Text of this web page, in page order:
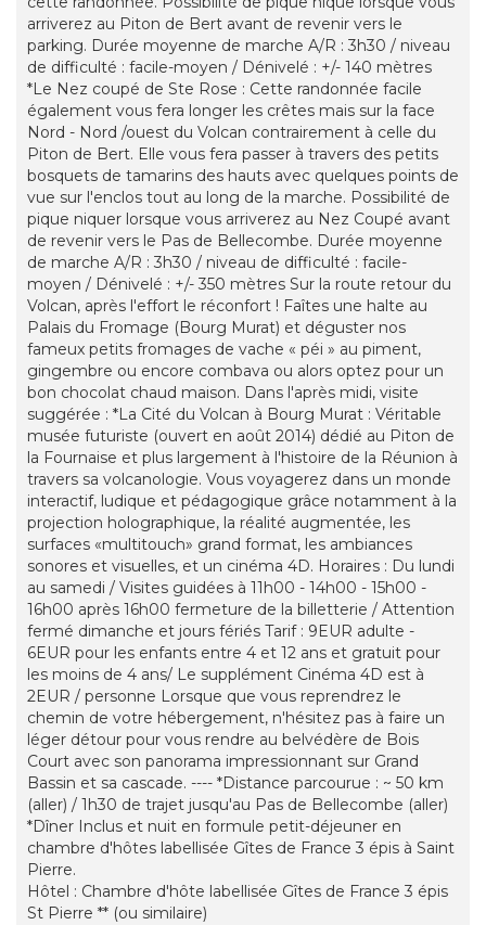
arriverez au Piton de Bert avant de revenir vers le
parking. Durée moyenne de marche A/R : 3h30 / niveau
de difficulté : facile-moyen / Dénivelé : +/- 140 mètres
*Le Nez coupé de Ste Rose : Cette randonnée facile
également vous fera longer les crêtes mais sur la face
Nord - Nord /ouest du Volcan contrairement à celle du
Piton de Bert. Elle vous fera passer à travers des petits
bosquets de tamarins des hauts avec quelques points de
vue sur l'enclos tout au long de la marche. Possibilité de
pique niquer lorsque vous arriverez au Nez Coupé avant
de revenir vers le Pas de Bellecombe. Durée moyenne
de marche A/R : 3h30 / niveau de difficulté : facile-
moyen / Dénivelé : +/- 350 mètres Sur la route retour du
Volcan, après l'effort le réconfort ! Faîtes une halte au
Palais du Fromage (Bourg Murat) et déguster nos
fameux petits fromages de vache « péi » au piment,
gingembre ou encore combava ou alors optez pour un
bon chocolat chaud maison. Dans l'après midi, visite
suggérée : *La Cité du Volcan à Bourg Murat : Véritable
musée futuriste (ouvert en août 2014) dédié au Piton de
la Fournaise et plus largement à l'histoire de la Réunion à
travers sa volcanologie. Vous voyagerez dans un monde
interactif, ludique et pédagogique grâce notamment à la
projection holographique, la réalité augmentée, les
surfaces «multitouch» grand format, les ambiances
sonores et visuelles, et un cinéma 4D. Horaires : Du lundi
au samedi / Visites guidées à 11h00 - 14h00 - 15h00 -
16h00 après 16h00 fermeture de la billetterie / Attention
fermé dimanche et jours fériés Tarif : 9EUR adulte -
6EUR pour les enfants entre 4 et 12 ans et gratuit pour
les moins de 4 ans/ Le supplément Cinéma 4D est à
2EUR / personne Lorsque que vous reprendrez le
chemin de votre hébergement, n'hésitez pas à faire un
léger détour pour vous rendre au belvédère de Bois
Court avec son panorama impressionnant sur Grand
Bassin et sa cascade. ---- *Distance parcourue : ~ 50 km
(aller) / 1h30 de trajet jusqu'au Pas de Bellecombe (aller)
*Dîner Inclus et nuit en formule petit-déjeuner en
chambre d'hôtes labellisée Gîtes de France 3 épis à Saint
Pierre.
Hôtel : Chambre d'hôte labellisée Gîtes de France 3 épis
St Pierre ** (ou similaire)